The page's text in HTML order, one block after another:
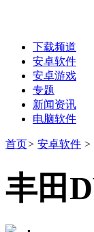
下载频道
安卓软件
安卓游戏
专题
新闻资讯
电脑软件
首页> 安卓软件 >
丰田